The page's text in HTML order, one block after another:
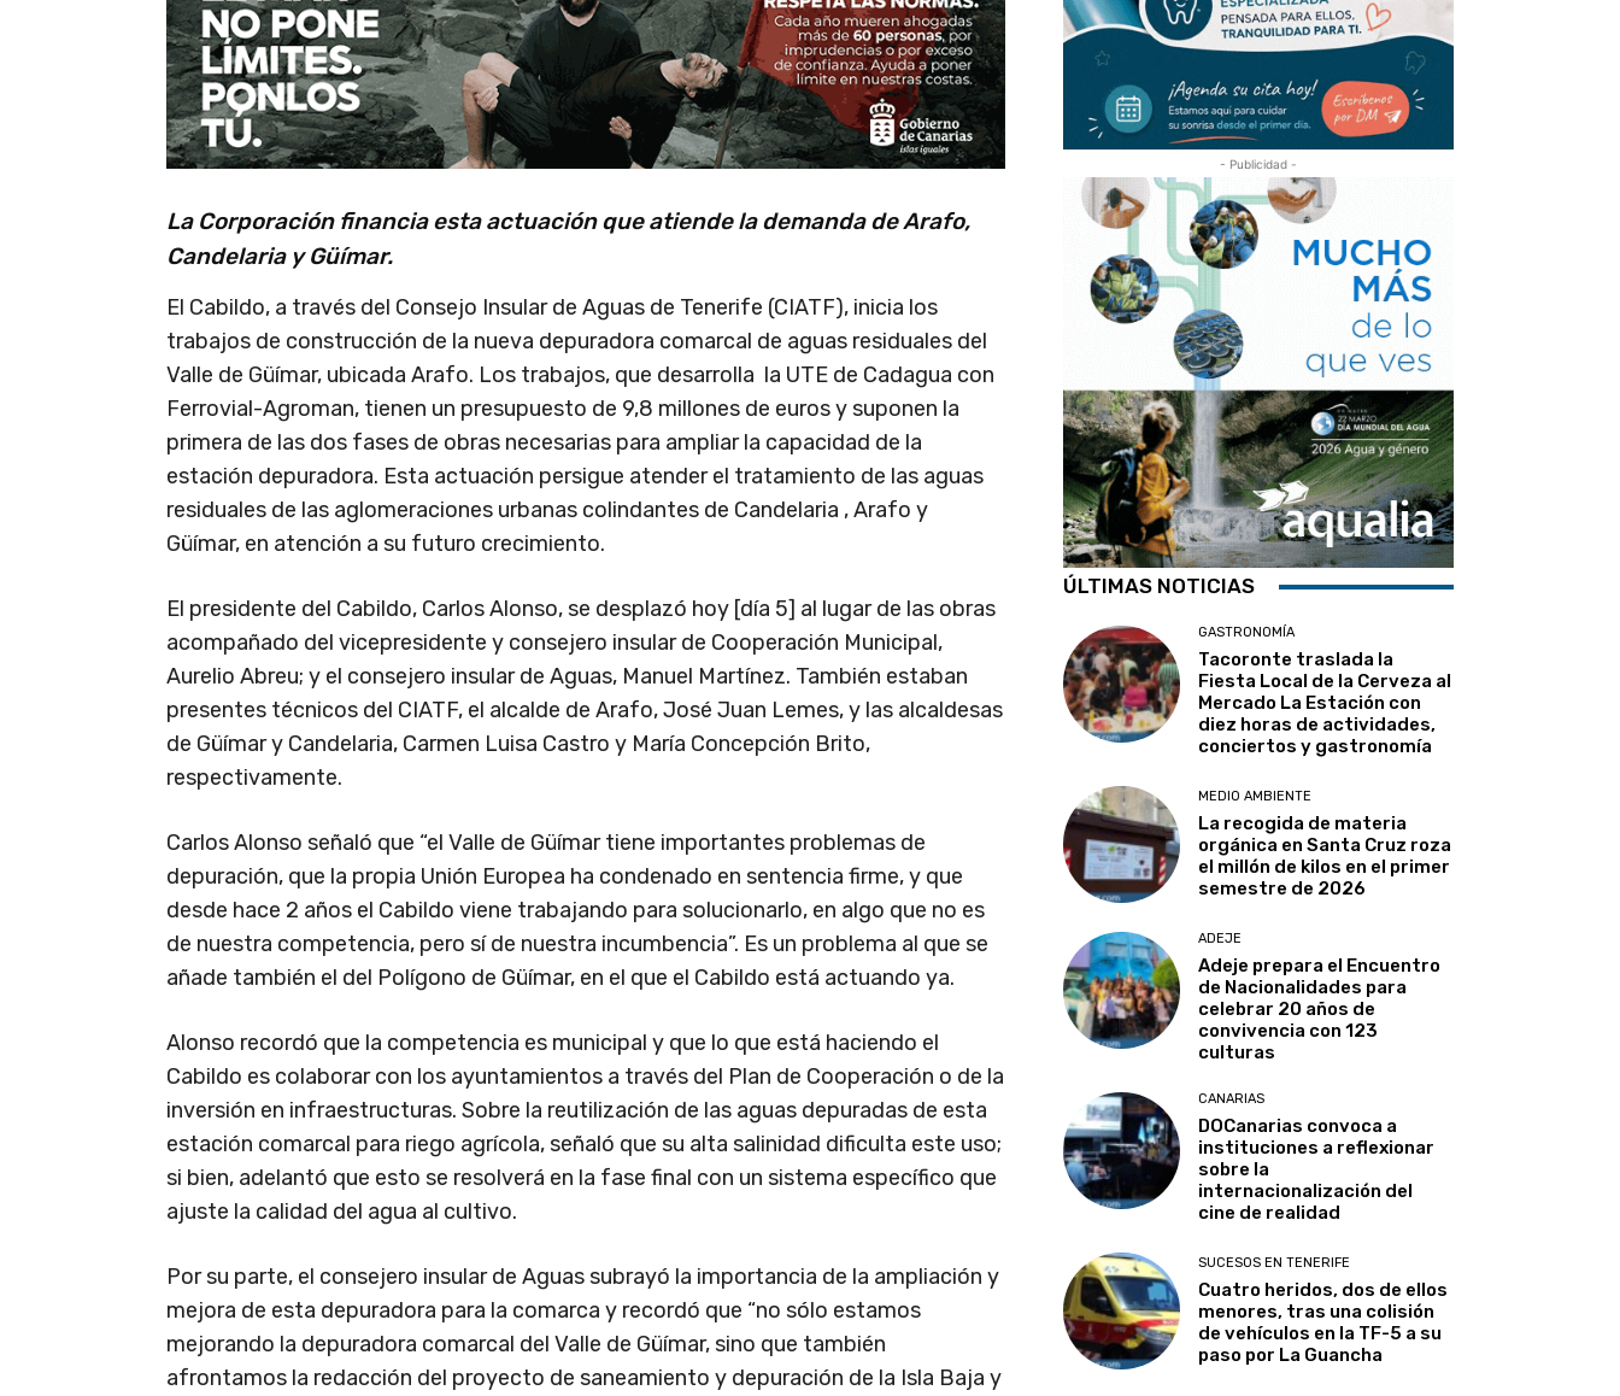
La Corporación financia esta actuación que atiende la demanda de Arafo,
Candelaria y Güímar.
El Cabildo, a través del Consejo Insular de Aguas de Tenerife (CIATF), inicia los
trabajos de construcción de la nueva depuradora comarcal de aguas residuales del
Valle de Güímar, ubicada Arafo. Los trabajos, que desarrolla la UTE de Cadagua con
Ferrovial-Agroman, tienen un presupuesto de 9,8 millones de euros y suponen la
primera de las dos fases de obras necesarias para ampliar la capacidad de la
estación depuradora. Esta actuación persigue atender el tratamiento de las aguas
residuales de las aglomeraciones urbanas colindantes de Candelaria , Arafo y
Güímar, en atención a su futuro crecimiento.
El presidente del Cabildo, Carlos Alonso, se desplazó hoy [día 5] al lugar de las obras
acompañado del vicepresidente y consejero insular de Cooperación Municipal,
Aurelio Abreu; y el consejero insular de Aguas, Manuel Martínez. También estaban
presentes técnicos del CIATF, el alcalde de Arafo, José Juan Lemes, y las alcaldesas
de Güímar y Candelaria, Carmen Luisa Castro y María Concepción Brito,
respectivamente.
Carlos Alonso señaló que “el Valle de Güímar tiene importantes problemas de
depuración, que la propia Unión Europea ha condenado en sentencia firme, y que
desde hace 2 años el Cabildo viene trabajando para solucionarlo, en algo que no es
de nuestra competencia, pero sí de nuestra incumbencia”. Es un problema al que se
añade también el del Polígono de Güímar, en el que el Cabildo está actuando ya.
Alonso recordó que la competencia es municipal y que lo que está haciendo el
Cabildo es colaborar con los ayuntamientos a través del Plan de Cooperación o de la
inversión en infraestructuras. Sobre la reutilización de las aguas depuradas de esta
estación comarcal para riego agrícola, señaló que su alta salinidad dificulta este uso;
si bien, adelantó que esto se resolverá en la fase final con un sistema específico que
ajuste la calidad del agua al cultivo.
Por su parte, el consejero insular de Aguas subrayó la importancia de la ampliación y
mejora de esta depuradora para la comarca y recordó que “no sólo estamos
mejorando la depuradora comarcal del Valle de Güímar, sino que también
afrontamos la redacción del proyecto de saneamiento y depuración de la Isla Baja y
- Publicidad -
ÚLTIMAS NOTICIAS
GASTRONOMÍA
Tacoronte traslada la
Fiesta Local de la Cerveza al
Mercado La Estación con
diez horas de actividades,
conciertos y gastronomía
MEDIO AMBIENTE
La recogida de materia
orgánica en Santa Cruz roza
el millón de kilos en el primer
semestre de 2026
ADEJE
Adeje prepara el Encuentro
de Nacionalidades para
celebrar 20 años de
convivencia con 123
culturas
CANARIAS
DOCanarias convoca a
instituciones a reflexionar
sobre la
internacionalización del
cine de realidad
SUCESOS EN TENERIFE
Cuatro heridos, dos de ellos
menores, tras una colisión
de vehículos en la TF-5 a su
paso por La Guancha